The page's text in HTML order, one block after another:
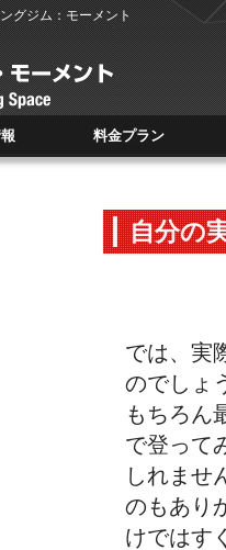
グジム：モーメント
料金プラン
自分の
では、実
のでしょ
もちろん
で登って
しれませ
のもあり
けではす